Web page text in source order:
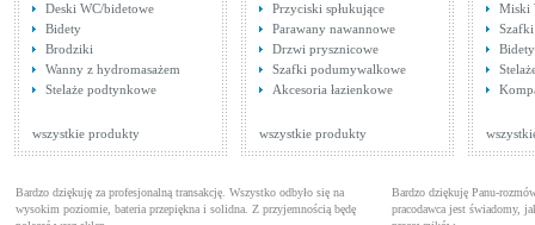
Deski WC/bidetowe
Bidety
Brodziki
Wanny z hydromasażem
Stelaże podtynkowe
wszystkie produkty
Przyciski spłukujące
Parawany nawannowe
Drzwi prysznicowe
Szafki podumywalkowe
Akcesoria łazienkowe
wszystkie produkty
Miski
Bidety
Bardzo dziękuję za profesjonalną transakcję. Wszystko odbyło się na
wysokim poziomie, bateria przepiękna i solidna. Z przyjemnością będę
Bardzo dziękuję Panu-
pracodawca jest świadomy,